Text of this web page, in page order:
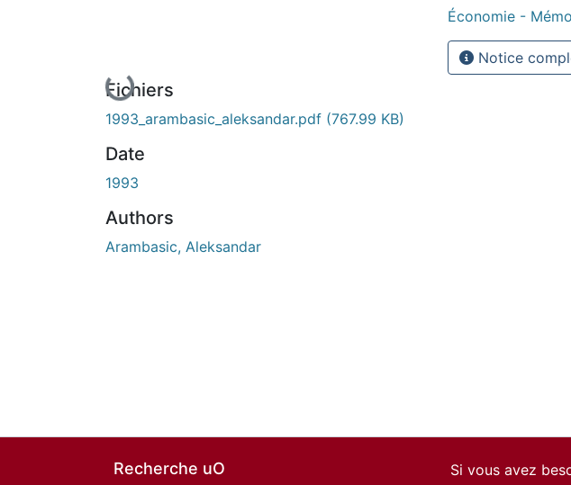
En cours de chargement...
Fichiers
1993_arambasic_aleksandar.pdf (767.99 KB)
Date
1993
Authors
Arambasic, Aleksandar
Économie -
Notice
Recherche uO
Si vous avez